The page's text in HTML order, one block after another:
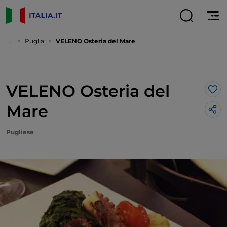
... Puglia VELENO Osteria del Mare
VELENO Osteria del
Mare
Pugliese